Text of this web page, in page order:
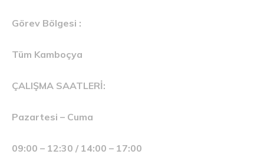
Görev Bölgesi :
Tüm Kamboçya
ÇALIŞMA SAATLERİ:
Pazartesi – Cuma
09:00 – 12:30 / 14:00 – 17:00